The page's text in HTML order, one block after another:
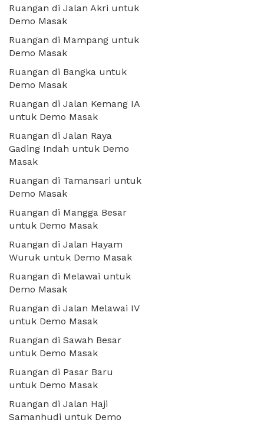
Ruangan di Jalan Akri untuk
Demo Masak
Ruangan di Mampang untuk
Demo Masak
Ruangan di Bangka untuk
Demo Masak
Ruangan di Jalan Kemang IA
untuk Demo Masak
Ruangan di Jalan Raya
Gading Indah untuk Demo
Masak
Ruangan di Tamansari untuk
Demo Masak
Ruangan di Mangga Besar
untuk Demo Masak
Ruangan di Jalan Hayam
Wuruk untuk Demo Masak
Ruangan di Melawai untuk
Demo Masak
Ruangan di Jalan Melawai IV
untuk Demo Masak
Ruangan di Sawah Besar
untuk Demo Masak
Ruangan di Pasar Baru
untuk Demo Masak
Ruangan di Jalan Haji
Samanhudi untuk Demo